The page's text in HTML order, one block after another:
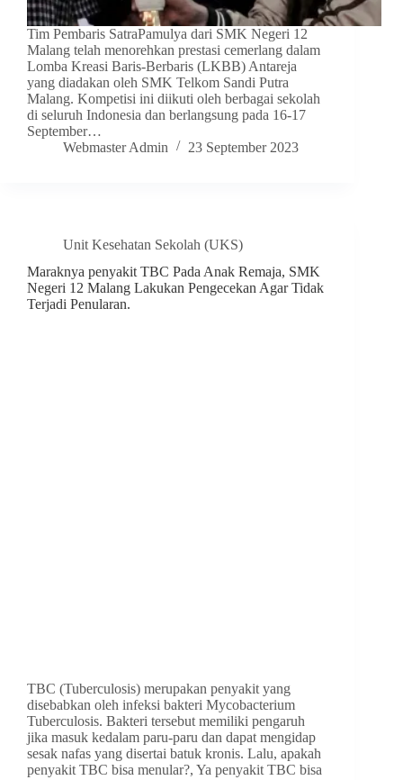
Tim Pembaris SatraPamulya dari SMK Negeri 12
Malang telah menorehkan prestasi cemerlang dalam
Lomba Kreasi Baris-Berbaris (LKBB) Antareja
yang diadakan oleh SMK Telkom Sandi Putra
Malang. Kompetisi ini diikuti oleh berbagai sekolah
di seluruh Indonesia dan berlangsung pada 16-17
September…
Webmaster Admin
23 September 2023
Unit Kesehatan Sekolah (UKS)
Maraknya penyakit TBC Pada Anak Remaja, SMK
Negeri 12 Malang Lakukan Pengecekan Agar Tidak
Terjadi Penularan.
TBC (Tuberculosis) merupakan penyakit yang
disebabkan oleh infeksi bakteri Mycobacterium
Tuberculosis. Bakteri tersebut memiliki pengaruh
jika masuk kedalam paru-paru dan dapat mengidap
sesak nafas yang disertai batuk kronis. Lalu, apakah
penyakit TBC bisa menular?, Ya penyakit TBC bisa